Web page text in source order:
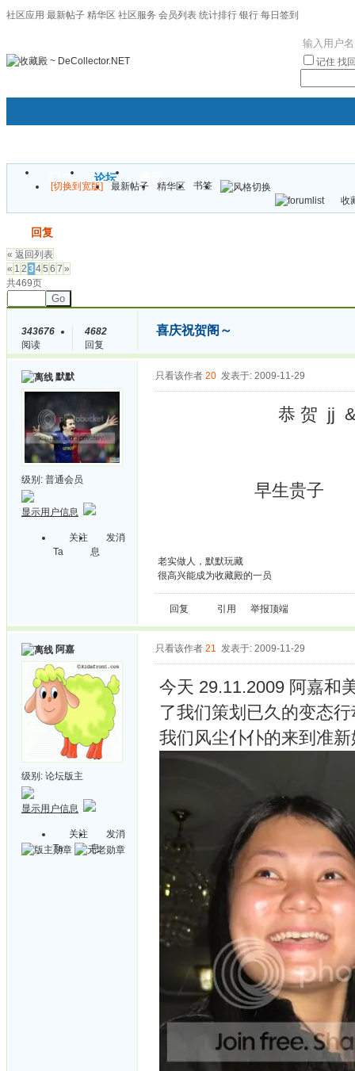
社区应用 最新帖子 精华区 社区服务 会员列表 统计排行 银行 每日签到
记住 找
门户 论坛
[切换到宽版] 最新帖子 精华区
书签
收
回复
« 返回列表
« 1 2 345 6 7 »
共469页
Go
343676
阅读
4682
回复
喜庆祝贺阁～
默默
级别: 普通会员
显示用户信息
关注
Ta
发消
息
只看该作者 20 发表于: 2009-11-29
恭 贺 jj &
早生贵子
老实做人，默默玩藏
很高兴能成为收藏殿的一员
回复 引用 举报顶端
阿嘉
级别: 论坛版主
显示用户信息
关注
Ta
发消
息
只看该作者 21 发表于: 2009-11-29
今天 29.11.2009 阿嘉和
了我们策划已久的变态
我们风尘仆仆的来到准